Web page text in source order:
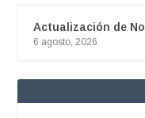
Actualización de
6 agosto, 2026